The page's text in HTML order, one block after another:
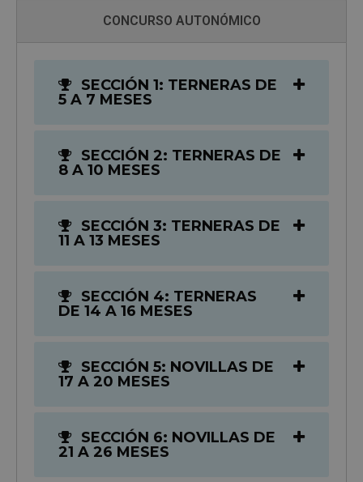
CONCURSO AUTONÓMICO
SECCIÓN 1: TERNERAS DE
5 A 7 MESES
SECCIÓN 2: TERNERAS DE
8 A 10 MESES
SECCIÓN 3: TERNERAS DE
11 A 13 MESES
SECCIÓN 4: TERNERAS
DE 14 A 16 MESES
SECCIÓN 5: NOVILLAS DE
17 A 20 MESES
SECCIÓN 6: NOVILLAS DE
21 A 26 MESES